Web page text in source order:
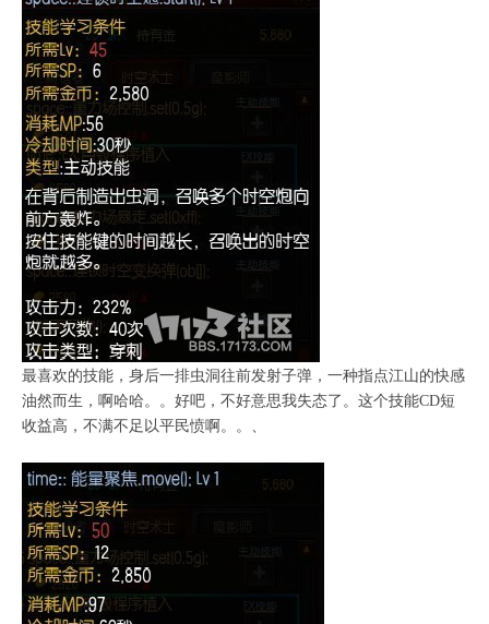
最喜欢的技能，身后一排虫洞往前发射子弹，一种指点江山的快感
油然而生，啊哈哈。。好吧，不好意思我失态了。这个技能CD短
收益高，不满不足以平民愤啊。。、